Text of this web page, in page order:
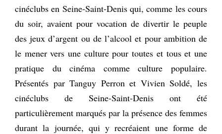
cinéclubs en Seine-Saint-Denis qui, comme les cours
du soir, avaient pour vocation de divertir le peuple
des jeux d’argent ou de l’alcool et pour ambition de
le mener vers une culture pour toutes et tous et une
pratique du cinéma comme culture populaire.
Présentés par Tanguy Perron et Vivien Soldé, les
cinéclubs de Seine-Saint-Denis ont été
particulièrement marqués par la présence des femmes
durant la journée, qui y recréaient une forme de